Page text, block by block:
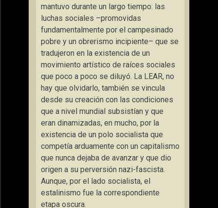
mantuvo durante un largo tiempo: las
luchas sociales –promovidas
fundamentalmente por el campesinado
pobre y un obrerismo incipiente– que se
tradujeron en la existencia de un
movimiento artístico de raíces sociales
que poco a poco se diluyó. La LEAR, no
hay que olvidarlo, también se vincula
desde su creación con las condiciones
que a nivel mundial subsistían y que
eran dinamizadas, en mucho, por la
existencia de un polo socialista que
competía arduamente con un capitalismo
que nunca dejaba de avanzar y que dio
origen a su perversión nazi-fascista.
Aunque, por el lado socialista, el
estalinismo fue la correspondiente
etapa oscura.